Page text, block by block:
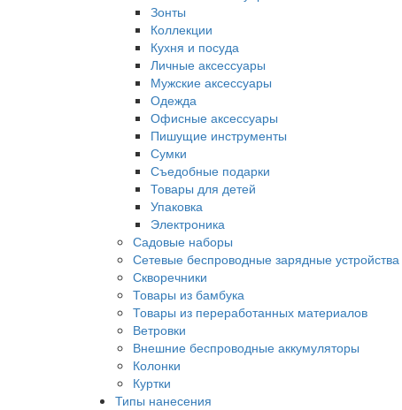
Зонты
Коллекции
Кухня и посуда
Личные аксессуары
Мужские аксессуары
Одежда
Офисные аксессуары
Пишущие инструменты
Сумки
Съедобные подарки
Товары для детей
Упаковка
Электроника
Садовые наборы
Сетевые беспроводные зарядные устройства
Скворечники
Товары из бамбука
Товары из переработанных материалов
Ветровки
Внешние беспроводные аккумуляторы
Колонки
Куртки
Типы нанесения